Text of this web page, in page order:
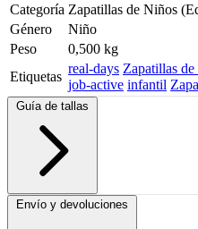
Categoría Zapatillas de Niños
Género
Niño
Peso
0,500 kg
Etiquetas
real-days Zapatillas
job-active infantil
Guía de tallas
Envío y devoluciones